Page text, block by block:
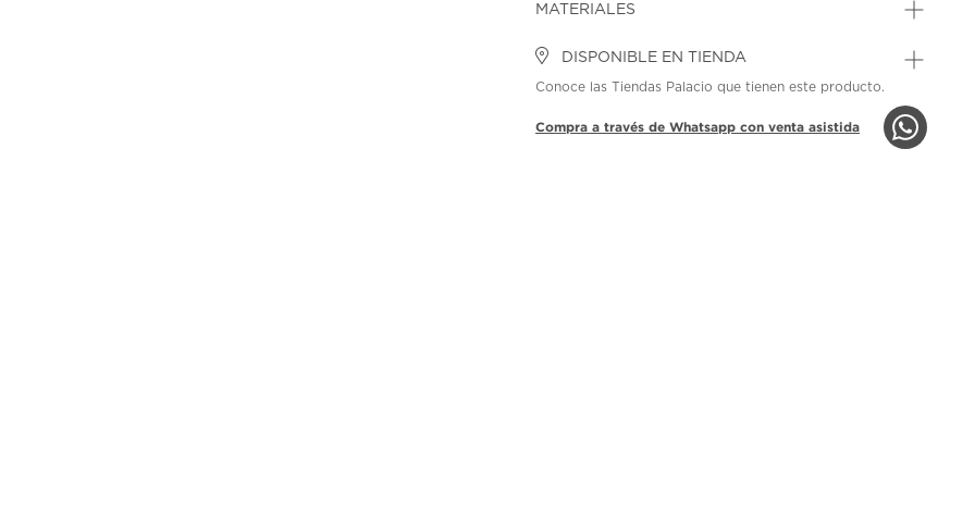
MATERIALES
DISPONIBLE EN TIENDA
Conoce las Tiendas Palacio que tienen este producto.
Compra a través de Whatsapp con venta asistida